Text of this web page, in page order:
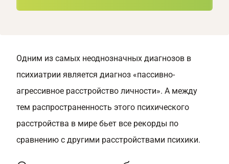
Одним из самых неоднозначных диагнозов в
психиатрии является диагноз «пассивно-
агрессивное расстройство личности». А между
тем распространенность этого психического
расстройства в мире бьет все рекорды по
сравнению с другими расстройствами психики.